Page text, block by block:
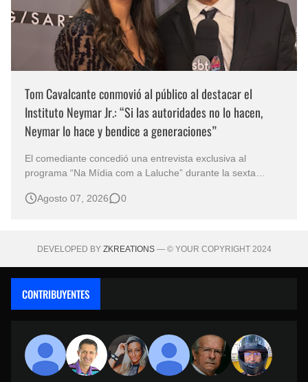
Tom Cavalcante conmovió al público al destacar el
Instituto Neymar Jr.: “Si las autoridades no lo hacen,
Neymar lo hace y bendice a generaciones”
El comediante concedió una entrevista exclusiva al
programa “Na Mídia com a Laluche” durante la sexta
eventos benéficos más importantes de Brasil. En medio del
Agosto 07, 2026 0
DEVELOPED BY ZKREATIONS— © YOUR COPYRIGHT 2024
CONTRIBUYENTES